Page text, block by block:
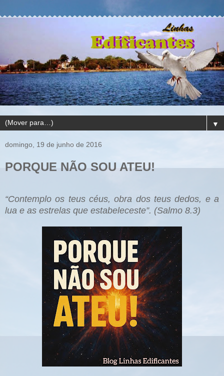
▼
domingo, 19 de junho de 2016
PORQUE NÃO SOU ATEU!
“Contemplo os teus céus, obra dos teus dedos, e a
lua e as estrelas que estabeleceste”. (Salmo 8.3)